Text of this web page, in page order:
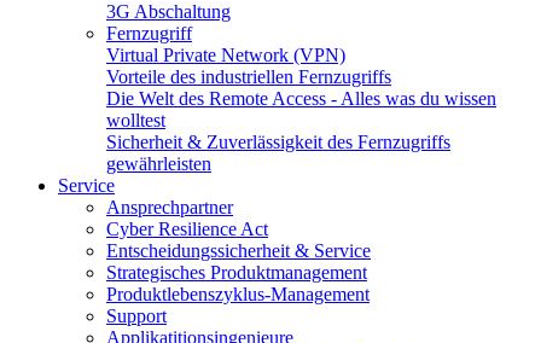
3G Abschaltung
Fernzugriff
Virtual Private Network (VPN)
Vorteile des industriellen Fernzugriffs
Die Welt des Remote Access - Alles was du wissen
wolltest
Sicherheit & Zuverlässigkeit des Fernzugriffs
gewährleisten
Service
Ansprechpartner
Cyber Resilience Act
Entscheidungssicherheit & Service
Strategisches Produktmanagement
Produktlebenszyklus-Management
Support
Applikatitionsingenieure